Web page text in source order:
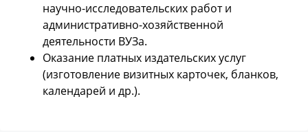
научно-исследовательских работ и
административно-хозяйственной
деятельности ВУЗа.
Оказание платных издательских услуг
(изготовление визитных карточек, бланков,
календарей и др.).